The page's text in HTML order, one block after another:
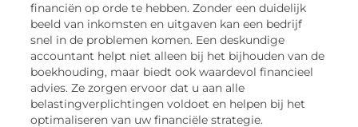
financiën op orde te hebben. Zonder een duidelijk
beeld van inkomsten en uitgaven kan een bedrijf
snel in de problemen komen. Een deskundige
accountant helpt niet alleen bij het bijhouden van de
boekhouding, maar biedt ook waardevol financieel
advies. Ze zorgen ervoor dat u aan alle
belastingverplichtingen voldoet en helpen bij het
optimaliseren van uw financiële strategie.